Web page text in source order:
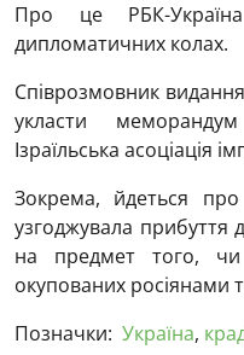
Про це РБК-
дипломатичних колах.
Співрозмовник
укласти
Ізраїльська асоціація
Зокрема, йдеться
узгоджувала прибуття
на предмет того,
окупованих росіянами
Позначки: Україна,